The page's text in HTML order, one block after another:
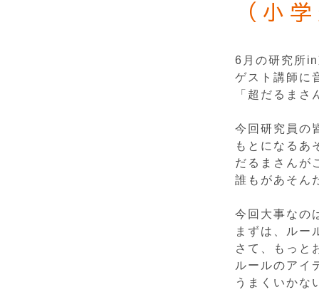
（小
6月の研究所
ゲスト講師に
「超だるま
今回研究員の
もとになるあ
だるまさんが
誰もがあそん
今回大事なの
まずは、ルー
さて、もっと
ルールのアイ
うまくいかな